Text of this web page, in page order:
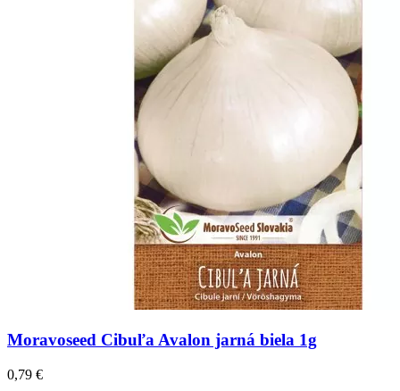
Moravoseed Cibuľa Avalon jarná biela 1g
0,79 €